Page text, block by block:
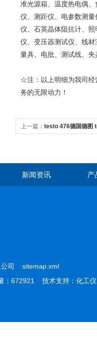
准光源箱、 温度热电偶、
仪、 测距仪、 电参数测量
仪、 石英晶体阻抗计、照
仪、变压器测试仪、线材
量具、电批、测试线、夹
☆注：以上明细为我司
务的无限动力！
上一篇： testo 476德国德图
新闻资讯 产
公司 sitemap.xml
：672921 技术支持： 化工仪